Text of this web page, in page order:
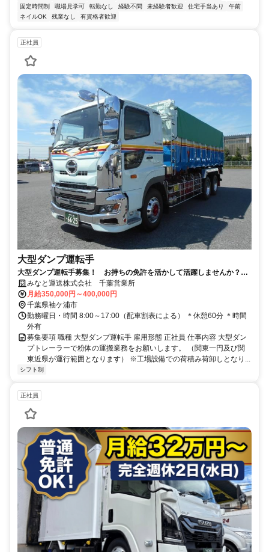
固定時間制
職場見学可 転勤なし 経験不問 未経験者歓迎 住宅手当あり
午前
ネイルOK
残業なし 有資格者歓迎
正社員
大型ダンプ運転手
大型ダンプ運転手募集！ お持ちの免許を活かして活躍しませんか？
充実の待遇で働きやすさ◎
みなと運送株式会社 千葉営業所
月給350,000円～400,000円
千葉県袖ケ浦市
勤務曜日・時間 8:00～17:00（配車割表による） ＊休憩60分 ＊時間
外有
募集要項 職種 大型ダンプ運転手 雇用形態 正社員 仕事内容 大型ダン
プトレーラーで粉体の運搬業務をお願いします。 （関東一円及び関
東近県が運行範囲となります） ※工場設備での荷積み荷卸しとなり...
シフト制
正社員